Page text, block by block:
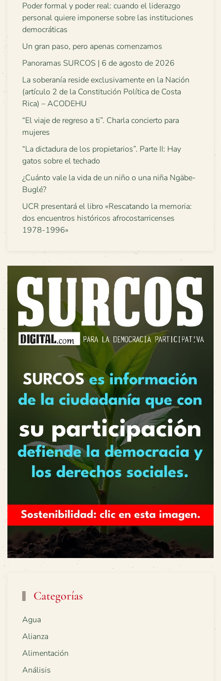
Poder formal y poder real: cuando el liderazgo
personal quiere imponerse sobre las instituciones
democráticas
Un gran paso, pero apenas comenzamos
Panoramas SURCOS | 6 de agosto de 2026
La soberanía reside exclusivamente en la Nación
(artículo 2 de la Constitución Política de Costa
Rica) – ACODEHU
“El viaje de regreso a ti”. Charla concierto para
mujeres
“La dictadura de los propietarios”. Parte II: Hay
gatos sobre el techado
¿Cuánto vale la vida de un niño o una niña Ngäbe-
Buglé?
UCR presentará el libro «Rescatando la memoria:
dos encuentros históricos afrocostarricenses
1978-1996»
Categorías
Agua
Alianza
Alimentación
Análisis